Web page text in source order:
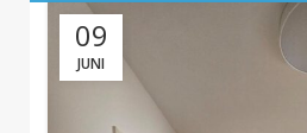
09
JUNI